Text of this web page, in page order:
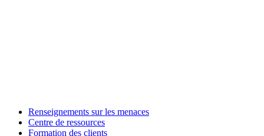
Renseignements sur les menaces
Centre de ressources
Formation des clients